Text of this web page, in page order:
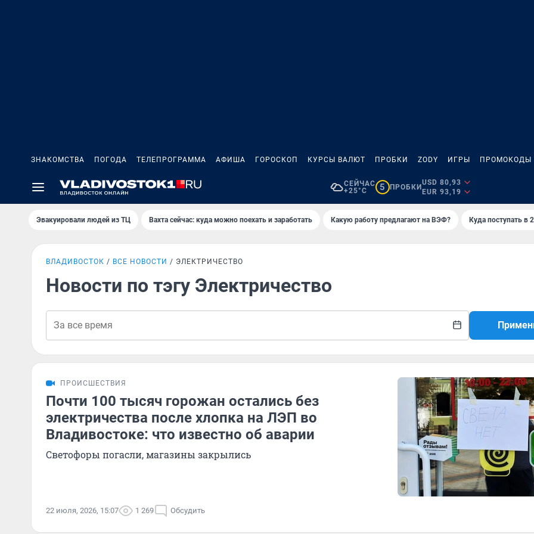
ЗНАКОМСТВА ПОГОДА ТЕЛЕПРОГРАММА АФИША ГОРОСКОП КУРСЫ ВАЛЮТ ПРОБКИ ZODY ИГРЫ ПРОМОКОДЫ
СЕЙЧАС
+25°C
5 ПРОБКИ
USD 80,93
EUR 93,19
Эвакуировали людей из ТЦ Вахта сейчас: куда можно поехать и заработать Какую работу предлагают на ВЭФ? Куда поступать в
ВЛАДИВОСТОК ВСЕ НОВОСТИ ЭЛЕКТРИЧЕСТВО
Новости по тэгу Электричество
ПРОИСШЕСТВИЯ
Почти 100 тысяч горожан остались без
электричества после хлопка на ЛЭП во
Владивостоке: что известно об аварии
Светофоры погасли, магазины закрылись
22 июля, 2026, 15:07 1 269 Обсудить